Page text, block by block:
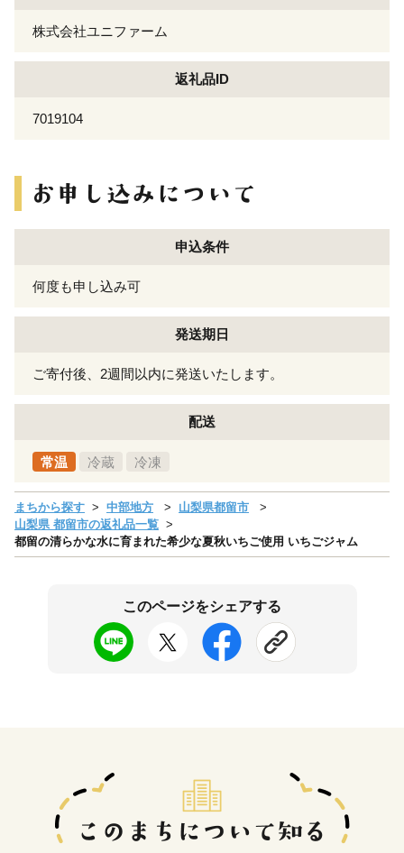
株式会社ユニファーム
返礼品ID
7019104
申込条件
何度も申し込み可
発送期日
ご寄付後、2週間以内に発送いたします。
配送
常温 冷蔵 冷凍
まちから探す 中部地方
山梨県都留市
山梨県 都留市の返礼品一覧
都留の清らかな水に育まれた希少な夏秋いちご使用 いちごジャム
このページをシェアする